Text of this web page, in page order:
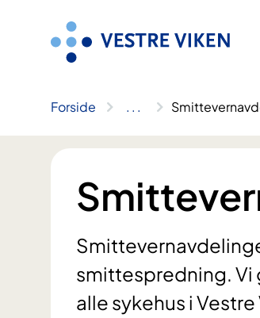
Forside .. .
smittespredning. Vi
alle sykehus i